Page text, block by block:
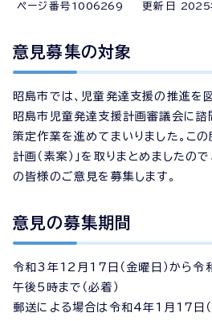
ページ番号 1006269 更新日 2025
意見募集の対象
昭島市では、児童発達支援の推進を
昭島市児童発達支援計画審議会に諮
策定作業を進めてまいりました。こ
計画（素案）」を取りまとめましたの
の皆様のご意見を募集します。
意見の募集期間
令和3年12月17日（金曜日）から令
午後5時まで（必着）
郵送による場合は令和4年1月17日（